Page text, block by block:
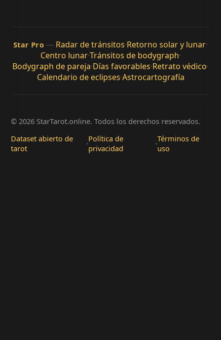
Star Pro — Radar de tránsitos·Retorno solar y lunar·
Centro lunar·Tránsitos de bodygraph·
Bodygraph de pareja·Días favorables·Retrato védico·
Calendario de eclipses·Astrocartografía
© 2026 StarTarot.online. Todos los derechos reservados.
Dataset abierto de
tarot
·Política de
privacidad
·Términos de
uso